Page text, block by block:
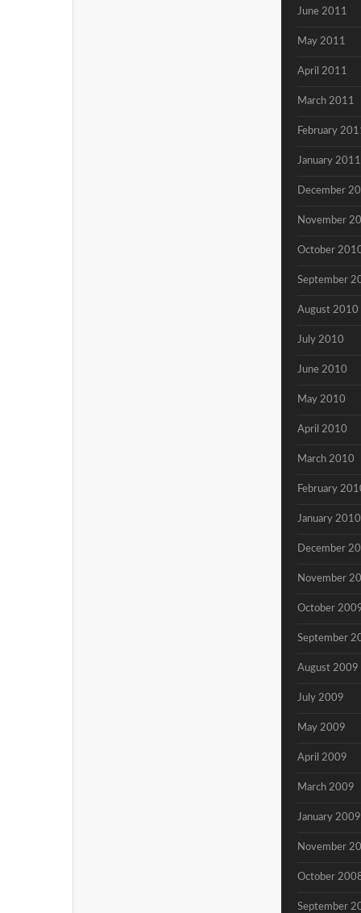
June 2011
May 2011
April 2011
March 2011
February
January 2011
December
November
October
September
August 2010
July 2010
June 2010
May 2010
April 2010
March 2010
February
January 2010
December
November
October
September
August 2009
July 2009
May 2009
April 2009
March 2009
January 2009
November
October
September